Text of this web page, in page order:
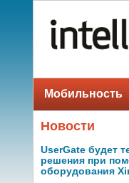
Мобильность
Новости
UserGate будет
решения при
оборудования